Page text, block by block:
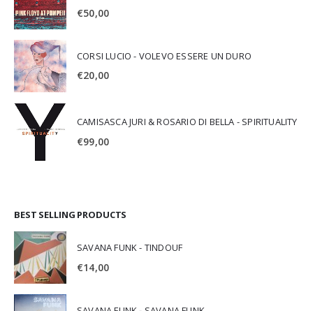
€50,00
CORSI LUCIO - VOLEVO ESSERE UN DURO
€20,00
CAMISASCA JURI & ROSARIO DI BELLA - SPIRITUALITY
€99,00
BEST SELLING PRODUCTS
SAVANA FUNK - TINDOUF
€14,00